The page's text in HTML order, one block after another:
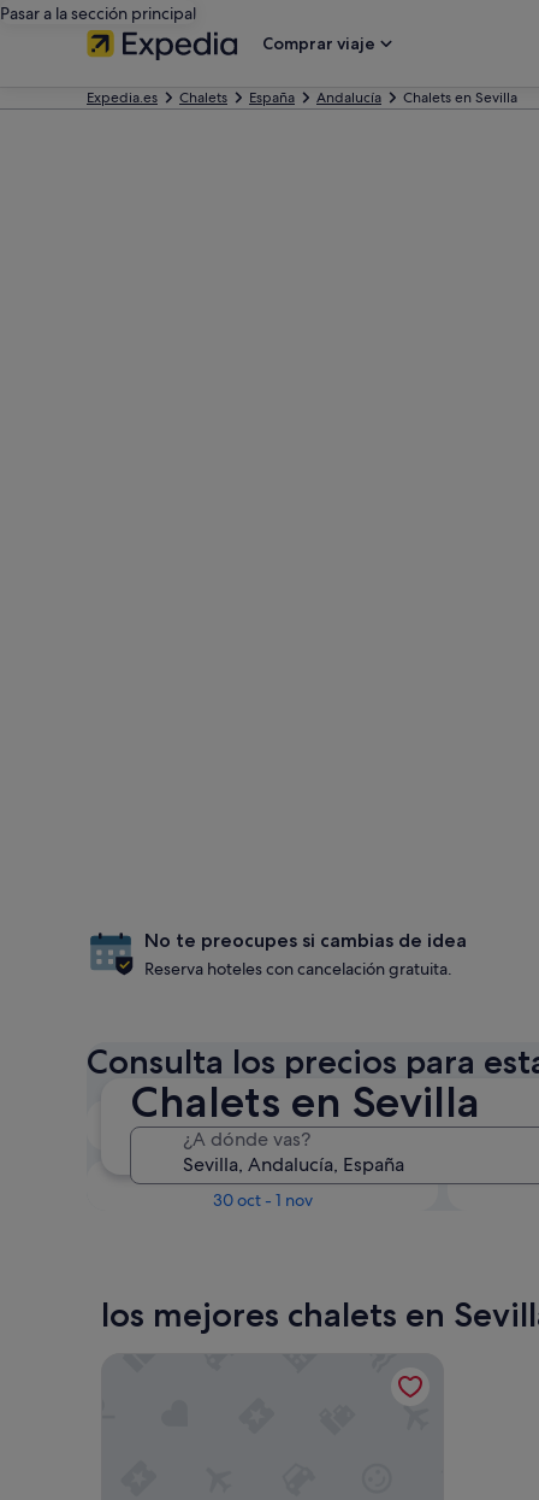
Pasar a la sección principal
Comprar viaje
Expedia.es Chalets España Andalucía Chalets en Sevilla
Chalets en Sevilla
¿A dónde vas?
No te preocupes si cambias de idea
Reserva hoteles con cancelación gratuita.
Consulta los precios para
En dos semanas
21 ago - 23 ago
Dentro de tres meses
30 oct - 1 nov
los mejores chalets en